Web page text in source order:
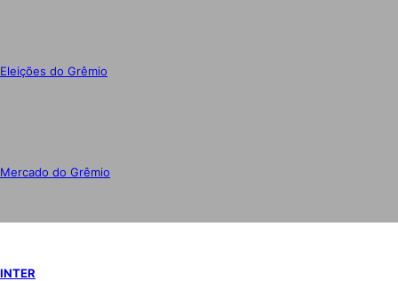
Eleições do Grêmio
Mercado do Grêmio
INTER